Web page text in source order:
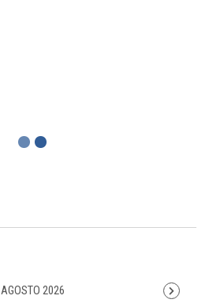
AGOSTO 2026